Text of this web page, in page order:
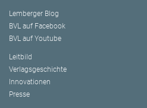
Lemberger Blog
BVL auf Facebook
BVL auf Youtube
Leitbild
Verlagsgeschichte
Innovationen
Presse